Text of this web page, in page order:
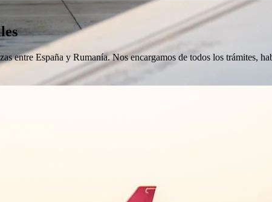
entre España y Rumanía. Nos encargamos de todos los trámites,